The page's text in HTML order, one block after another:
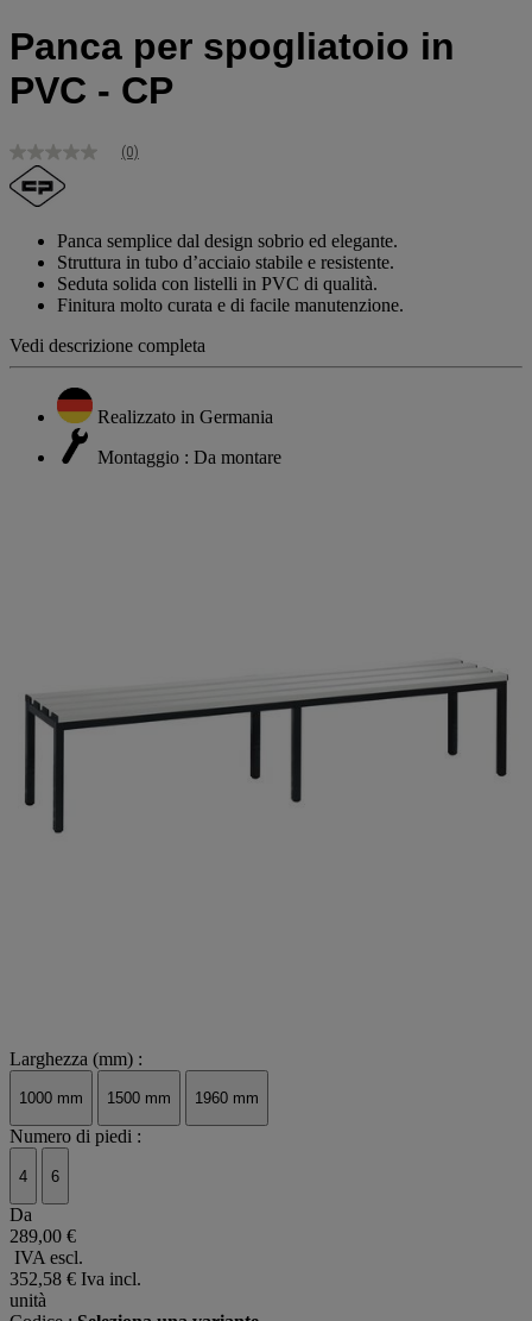
Panca per spogliatoio in
PVC - CP
Nessuna
valutazione
Stesso
pagina.
(0)
Panca semplice dal design sobrio ed elegante.
Struttura in tubo d’acciaio stabile e resistente.
Seduta solida con listelli in PVC di qualità.
Finitura molto curata e di facile manutenzione.
Vedi descrizione completa
Realizzato in Germania
Montaggio : Da montare
Larghezza (mm) :
1000 mm 1500 mm 1960 mm
Numero di piedi :
4 6
Da
289,00 €
IVA escl.
352,58 € Iva incl.
unità